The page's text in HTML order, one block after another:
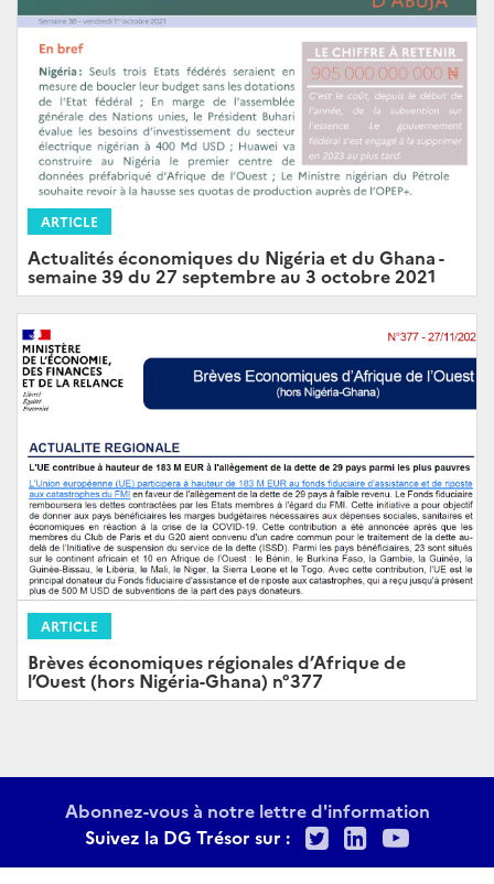
ARTICLE
Actualités économiques du Nigéria et du Ghana -
semaine 39 du 27 septembre au 3 octobre 2021
ARTICLE
Brèves économiques régionales d’Afrique de
l’Ouest (hors Nigéria-Ghana) n°377
Abonnez-vous à notre lettre d'information
Suivez la DG Trésor sur :
TwitterLinkedIn